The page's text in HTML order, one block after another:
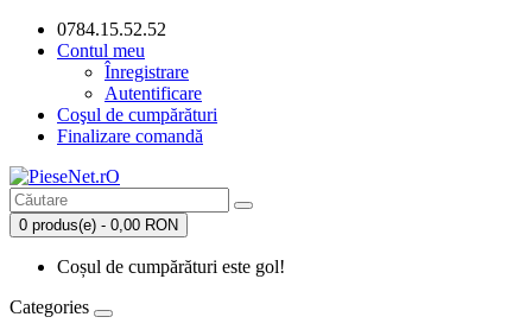
0784.15.52.52
Contul meu
Înregistrare
Autentificare
Coşul de cumpărături
Finalizare comandă
0 produs(e) - 0,00 RON
Coșul de cumpărături este gol!
Categories